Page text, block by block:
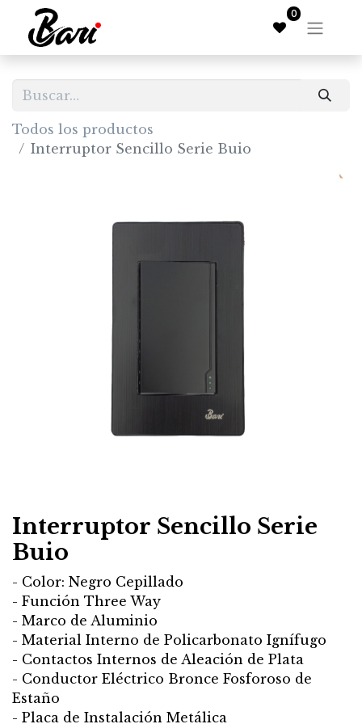
0
Todos los productos
Interruptor Sencillo Serie Buio
Interruptor Sencillo Serie
Buio
- Color: Negro Cepillado
- Función Three Way
- Marco de Aluminio
- Material Interno de Policarbonato Ignífugo
- Contactos Internos de Aleación de Plata
- Conductor Eléctrico Bronce Fosforoso de
Estaño
- Placa de Instalación Metálica